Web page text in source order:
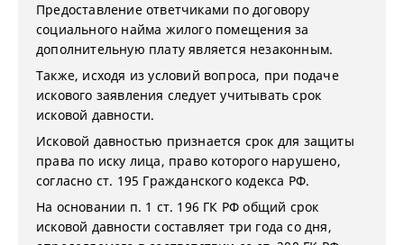
Предоставление ответчиками по договору
социального найма жилого помещения за
дополнительную плату является незаконным.
Также, исходя из условий вопроса, при подаче
искового заявления следует учитывать срок
исковой давности.
Исковой давностью признается срок для защиты
права по иску лица, право которого нарушено,
согласно ст. 195 Гражданского кодекса РФ.
На основании п. 1 ст. 196 ГК РФ общий срок
исковой давности составляет три года со дня,